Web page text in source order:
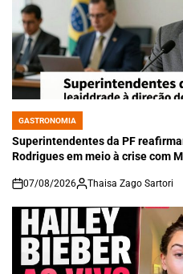
POSTED
IN
GASTRONOMIA
Superintendentes da PF
Rodrigues em meio à crise com
on
07/08/2026 Thaisa Zago Sartori